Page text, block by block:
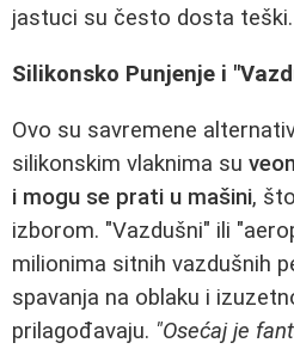
jastuci su često dosta teški.
Silikonsko Punjenje i
Ovo su savremene
silikonskim vlaknima su
i mogu se prati u mašini,
izborom. "Vazdušni" ili
milionima sitnih vazdušnih
spavanja na oblaku i
prilagođavaju. "Osećaj je